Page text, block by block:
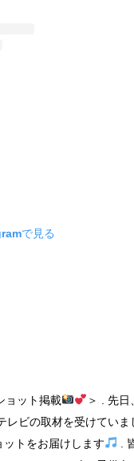
で見る
ョット掲載
＞ . 先
レビの取材を受けていま
ットをお届けします
.